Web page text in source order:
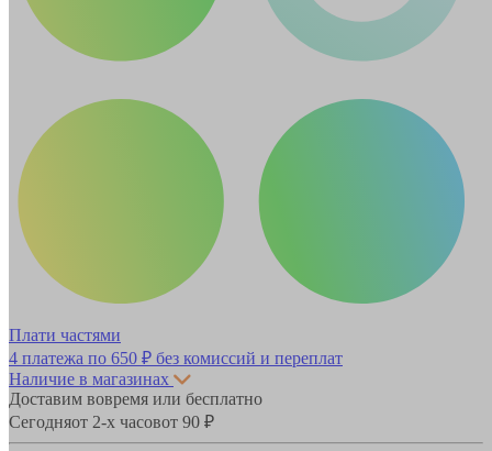
Плати частями
4 платежа по 650 ₽ без комиссий и переплат
Наличие в магазинах
Доставим вовремя или бесплатно
Сегодняот 2-х часовот 90 ₽